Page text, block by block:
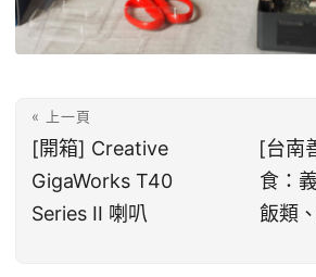
« 上一頁
[開箱] Creative
GigaWorks T40
Series II 喇叭
[台南
食：
飯類